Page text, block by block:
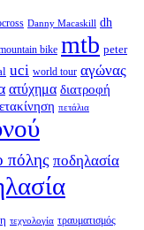
Danny Macaskill dh
bike mtb peter
uci world tour αγώνας
ατύχημα διατροφή
πετάλια
πόλης ποδηλασία
τεχνολογία τραυματισμός